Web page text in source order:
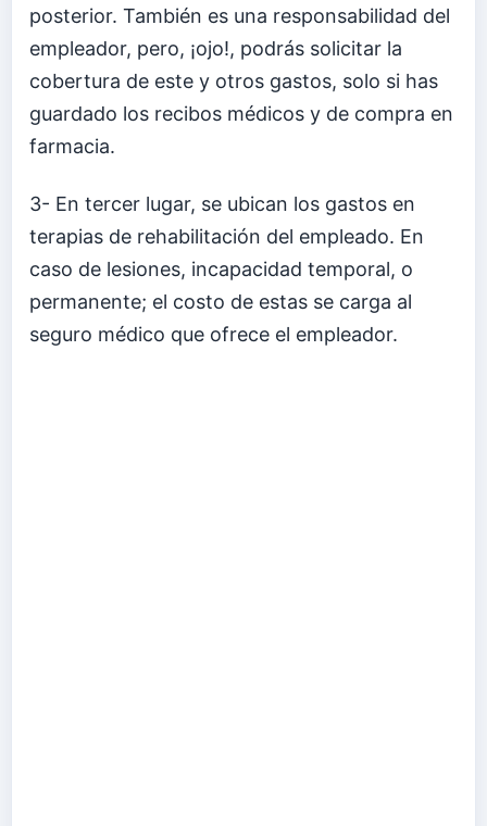
posterior. También es una responsabilidad del
empleador, pero, ¡ojo!, podrás solicitar la
cobertura de este y otros gastos, solo si has
guardado los recibos médicos y de compra en
farmacia.
3- En tercer lugar, se ubican los gastos en
terapias de rehabilitación del empleado. En
caso de lesiones, incapacidad temporal, o
permanente; el costo de estas se carga al
seguro médico que ofrece el empleador.